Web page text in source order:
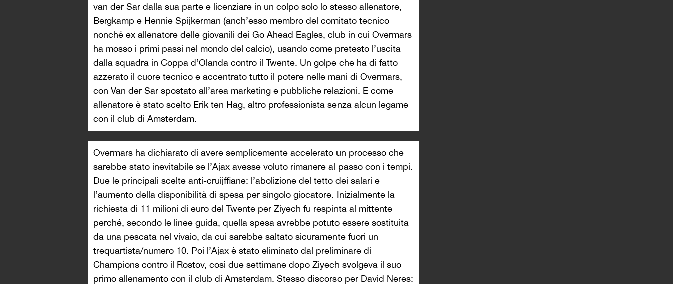
van der Sar dalla sua parte e licenziare in un colpo solo lo stesso allenatore,
Bergkamp e Hennie Spijkerman (anch’esso membro del comitato tecnico
nonché ex allenatore delle giovanili dei Go Ahead Eagles, club in cui Overmars
ha mosso i primi passi nel mondo del calcio), usando come pretesto l’uscita
dalla squadra in Coppa d’Olanda contro il Twente. Un golpe che ha di fatto
azzerato il cuore tecnico e accentrato tutto il potere nelle mani di Overmars,
con Van der Sar spostato all’area marketing e pubbliche relazioni. E come
allenatore è stato scelto Erik ten Hag, altro professionista senza alcun legame
con il club di Amsterdam.
Overmars ha dichiarato di avere semplicemente accelerato un processo che
sarebbe stato inevitabile se l’Ajax avesse voluto rimanere al passo con i tempi.
Due le principali scelte anti-cruijffiane: l’abolizione del tetto dei salari e
l’aumento della disponibilità di spesa per singolo giocatore. Inizialmente la
richiesta di 11 milioni di euro del Twente per Ziyech fu respinta al mittente
perché, secondo le linee guida, quella spesa avrebbe potuto essere sostituita
da una pescata nel vivaio, da cui sarebbe saltato sicuramente fuori un
trequartista/numero 10. Poi l’Ajax è stato eliminato dal preliminare di
Champions contro il Rostov, così due settimane dopo Ziyech svolgeva il suo
primo allenamento con il club di Amsterdam. Stesso discorso per David Neres: